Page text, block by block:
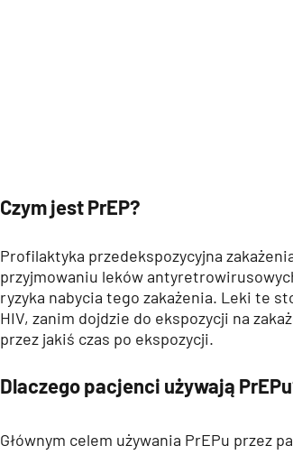
Czym jest PrEP?
Profilaktyka przedekspozycyjna
przyjmowaniu leków
ryzyka nabycia tego zakażenia. Leki te
HIV, zanim dojdzie do ekspozycji na
przez jakiś czas po ekspozycji.
Dlaczego pacjenci używają
Głównym celem używania PrEPu przez